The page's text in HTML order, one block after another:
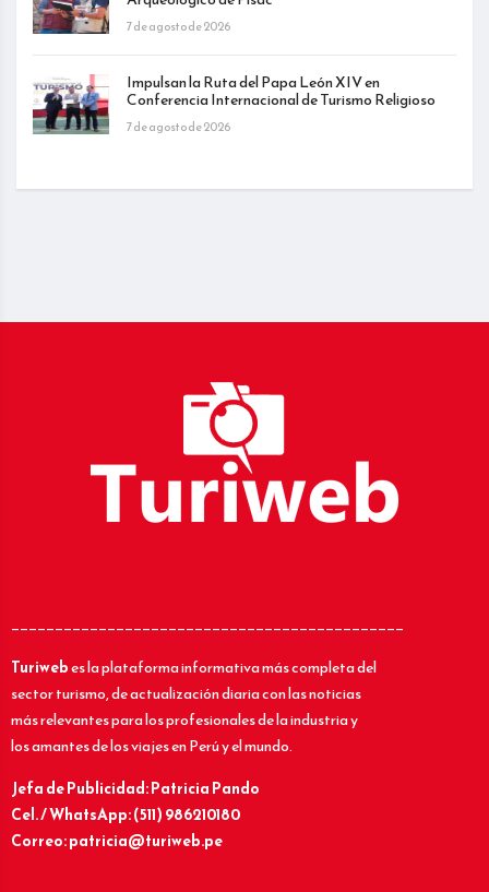
7 de agosto de 2026
Impulsan la Ruta del Papa León XIV en
Conferencia Internacional de Turismo Religioso
7 de agosto de 2026
_____________________________________________
Turiwebes la plataforma informativa más completa del
sector turismo, de actualización diaria con las noticias
más relevantes para los profesionales de la industria y
los amantes de los viajes en Perú y el mundo.
Jefa de Publicidad: Patricia Pando
Cel. / WhatsApp: (511) 986210180
Correo: patricia@turiweb.pe